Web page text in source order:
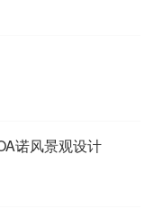
诺风景观设计